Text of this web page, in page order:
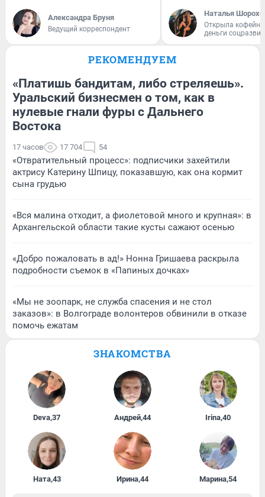
Александра Бруня
Ведущий корреспондент
Наталья
Открыла
деньги
РЕКОМЕНДУЕМ
«Платишь бандитам, либо стреляешь».
Уральский бизнесмен о том, как в
нулевые гнали фуры с Дальнего
Востока
17 часов 17 704 54
«Отвратительный процесс»: подписчики захейтили
актрису Катерину Шпицу, показавшую, как она кормит
сына грудью
«Вся малина отходит, а фиолетовой много и крупная»: в
Архангельской области такие кусты сажают осенью
«Добро пожаловать в ад!» Нонна Гришаева раскрыла
подробности съемок в «Папиных дочках»
«Мы не зоопарк, не служба спасения и не стол
заказов»: в Волгограде волонтеров обвинили в отказе
помочь ежатам
ЗНАКОМСТВА
Deva,37 Андрей,44 Irina,40
Ната,43 Ирина,44 Марина,54